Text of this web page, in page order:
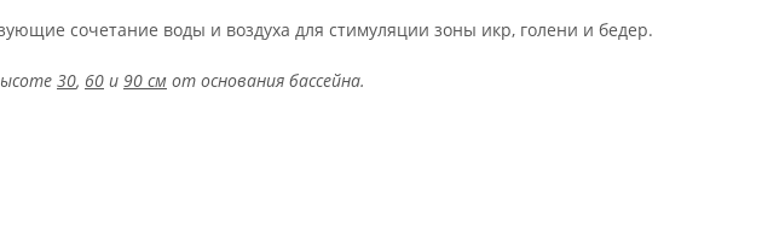
сочетание воды и воздуха для стимуляции зоны икр, голени и бедер.
30, 60 и 90 см от основания бассейна.